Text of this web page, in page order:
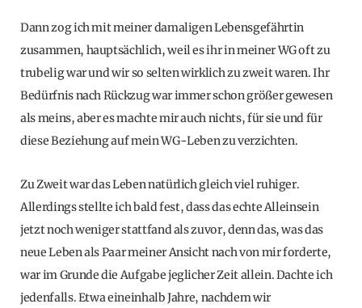
Dann zog ich mit meiner damaligen Lebensgefährtin
zusammen, hauptsächlich, weil es ihr in meiner WG oft zu
trubelig war und wir so selten wirklich zu zweit waren. Ihr
Bedürfnis nach Rückzug war immer schon größer gewesen
als meins, aber es machte mir auch nichts, für sie und für
diese Beziehung auf mein WG-Leben zu verzichten.
Zu Zweit war das Leben natürlich gleich viel ruhiger.
Allerdings stellte ich bald fest, dass das echte Alleinsein
jetzt noch weniger stattfand als zuvor, denn das, was das
neue Leben als Paar meiner Ansicht nach von mir forderte,
war im Grunde die Aufgabe jeglicher Zeit allein. Dachte ich
jedenfalls. Etwa eineinhalb Jahre, nachdem wir